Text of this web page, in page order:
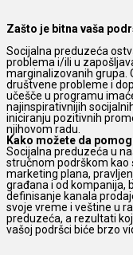
Zašto je bitna vaša
Socijalna preduzeća
problema i/ili u
marginalizovanih grupa.
društvene probleme i
učešče u programu
najinspirativnijih
iniciranju pozitivnih
njihovom radu.
Kako možete da
Socijalna preduzeća u
stručnom podrškom kao
marketing plana,
građana i od kompanija,
definisanje kanala
svoje vreme i veštine u
preduzeća, a rezultati
vašoj podršci biće brzo